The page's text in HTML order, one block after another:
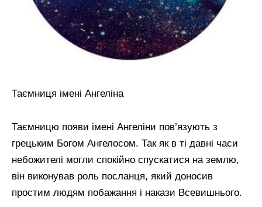
Таємниця імені Ангеліна
Таємницю появи імені Ангеліни пов’язують з
грецьким Богом Ангелосом. Так як в ті давні часи
небожителі могли спокійно спускатися на землю,
він виконував роль посланця, який доносив
простим людям побажання і накази Всевишнього.